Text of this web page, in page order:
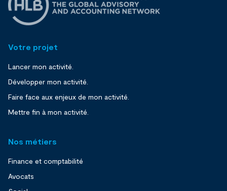
Votre projet
Lancer mon activité.
Développer mon activité.
Faire face aux enjeux de mon activité.
Mettre fin à mon activité.
Nos métiers
Finance et comptabilité
Avocats